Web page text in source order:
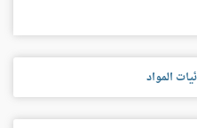
المواد